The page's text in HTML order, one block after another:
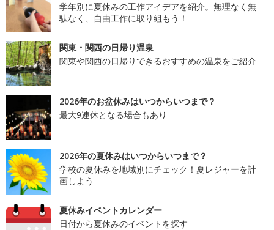
学年別に夏休みの工作アイデアを紹介。無理なく無
駄なく、自由工作に取り組もう！
関東・関西の日帰り温泉
関東や関西の日帰りできるおすすめの温泉をご紹介
2026年のお盆休みはいつからいつまで？
最大9連休となる場合もあり
2026年の夏休みはいつからいつまで？
学校の夏休みを地域別にチェック！夏レジャーを計
画しよう
夏休みイベントカレンダー
日付から夏休みのイベントを探す